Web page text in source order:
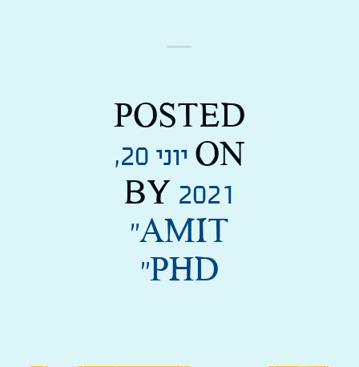
POSTED
ON
יוני 20,
2021
BY
''AMIT
PHD''